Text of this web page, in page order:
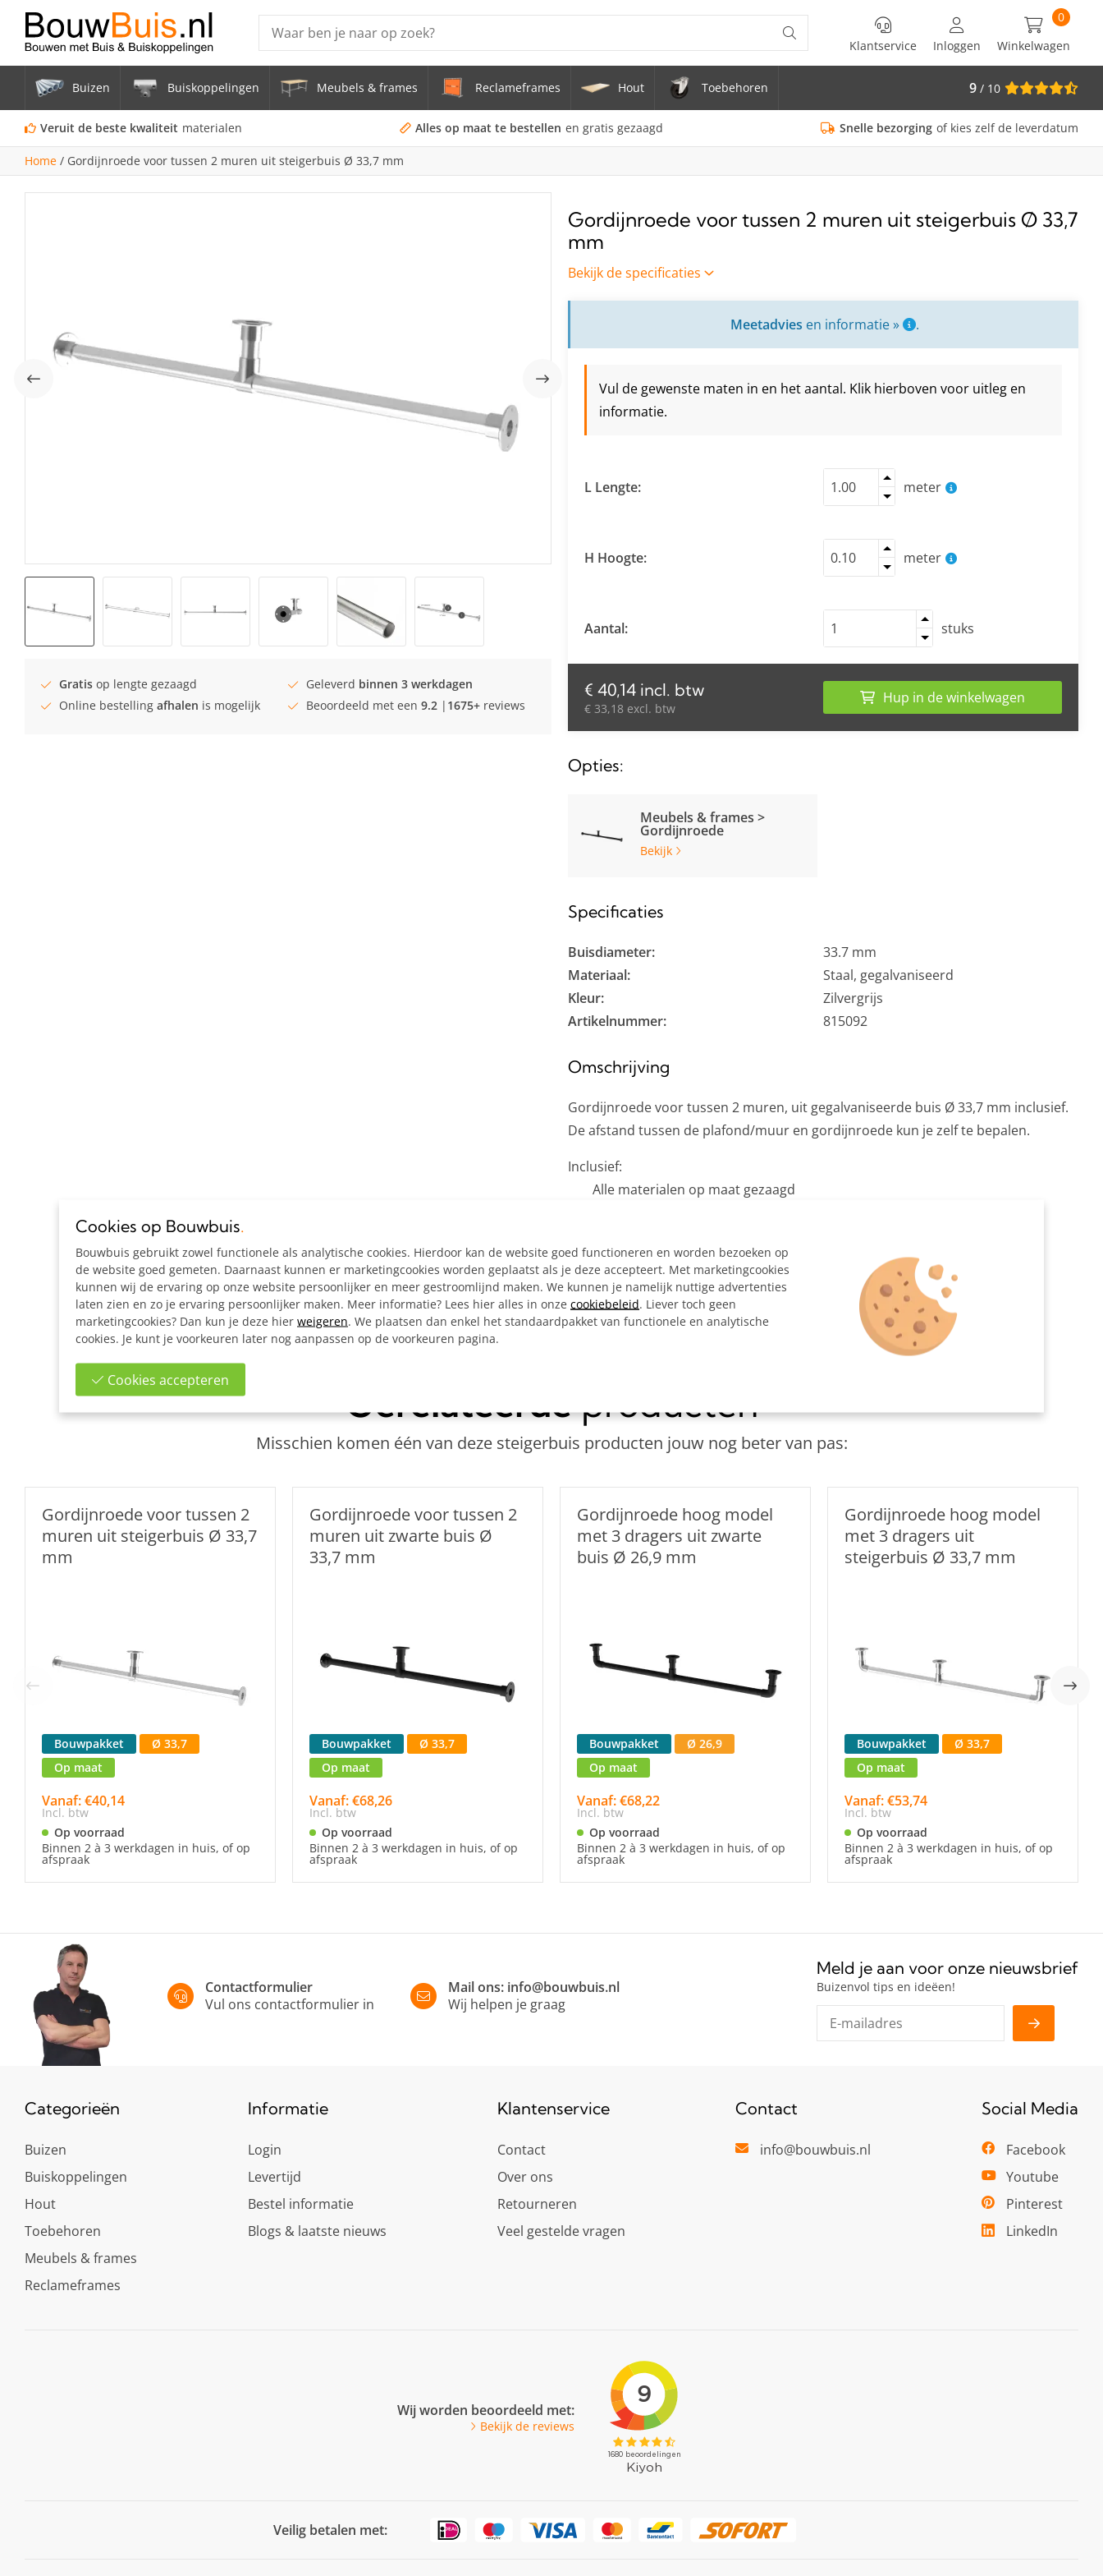
Producten
Steigerbuis onderstel tafel uit buis Ø 33,7 mm zwenkwielen Ø 75 mm
Vrijstaand Spandoekframe (zonder spandoek) uit gegalvaniseerde stalen buis Ø 33.7
mm
Zwarte steigerbuis staal Ø 21,3 mm
Klantservice Inloggen Winkelwagen
0
Buizen Buiskoppelingen Meubels & frames Reclameframes Hout Toebehoren 9 / 10
Veruit de beste kwaliteit materialen Alles op maat te bestellen en gratis gezaagd Snelle bezorging of kies zelf de leverdatum
Home / Gordijnroede voor tussen 2 muren uit steigerbuis Ø 33,7 mm
Gratis op lengte gezaagd Geleverd binnen 3 werkdagen
Online bestelling afhalen is mogelijk Beoordeeld met een 9.2 | 1675+ reviews
Gordijnroede voor tussen 2 muren uit steigerbuis Ø 33,7
mm
Bekijk de specificaties
Meetadvies en informatie » .
Vul de gewenste maten in en het aantal. Klik hierboven voor uitleg en
informatie.
L Lengte: meter
H Hoogte: meter
Aantal: stuks
€ 40,14 incl. btw
€ 33,18 excl. btw
Hup in de winkelwagen
Opties:
Meubels & frames >
Gordijnroede
Bekijk
Specificaties
Buisdiameter:
33.7 mm
Materiaal:
Staal, gegalvaniseerd
Kleur:
Zilvergrijs
Artikelnummer:
815092
Omschrijving
Gordijnroede voor tussen 2 muren, uit gegalvaniseerde buis Ø 33,7 mm inclusief.
De afstand tussen de plafond/muur en gordijnroede kun je zelf te bepalen.
Inclusief:
Alle materialen op maat gezaagd
1x Inbussleutel voor buiskoppeling Ø 26,9 - Ø 33,7 mm
Bouwtekening
Gerelateerdeproducten
Misschien komen één van deze steigerbuis producten jouw nog beter van pas:
Gordijnroede voor tussen 2
muren uit steigerbuis Ø 33,7
mm
Bouwpakket
Ø 33,7
Op maat
Vanaf: €40,14
Incl. btw
Op voorraad
Binnen 2 à 3 werkdagen in huis, of op
afspraak
Gordijnroede voor tussen 2
muren uit zwarte buis Ø
33,7 mm
Bouwpakket
Ø 33,7
Op maat
Vanaf: €68,26
Incl. btw
Op voorraad
Binnen 2 à 3 werkdagen in huis, of op
afspraak
Gordijnroede hoog model
met 3 dragers uit zwarte
buis Ø 26,9 mm
Bouwpakket
Ø 26,9
Op maat
Vanaf: €68,22
Incl. btw
Op voorraad
Binnen 2 à 3 werkdagen in huis, of op
afspraak
Gordijnroede hoog model
met 3 dragers uit
steigerbuis Ø 33,7 mm
Bouwpakket
Ø 33,7
Op maat
Vanaf: €53,74
Incl. btw
Op voorraad
Binnen 2 à 3 werkdagen in huis, of op
afspraak
Contactformulier
Vul ons contactformulier in
Mail ons: info@bouwbuis.nl
Wij helpen je graag
Meld je aan voor onze nieuwsbrief
Buizenvol tips en ideëen!
Categorieën
Buizen
Buiskoppelingen
Hout
Toebehoren
Meubels & frames
Reclameframes
Informatie
Login
Levertijd
Bestel informatie
Blogs & laatste nieuws
Klantenservice
Contact
Over ons
Retourneren
Veel gestelde vragen
Contact
info@bouwbuis.nl
Social Media
Facebook
Youtube
Pinterest
LinkedIn
Wij worden beoordeeld met:
Bekijk de reviews
Veilig betalen met:
Cookies op Bouwbuis.
Bouwbuis gebruikt zowel functionele als analytische cookies. Hierdoor kan de website goed functioneren en worden bezoeken op
de website goed gemeten. Daarnaast kunnen er marketingcookies worden geplaatst als je deze accepteert. Met marketingcookies
kunnen wij de ervaring op onze website persoonlijker en meer gestroomlijnd maken. We kunnen je namelijk nuttige advertenties
laten zien en zo je ervaring persoonlijker maken. Meer informatie? Lees hier alles in onze cookiebeleid. Liever toch geen
marketingcookies? Dan kun je deze hier weigeren. We plaatsen dan enkel het standaardpakket van functionele en analytische
cookies. Je kunt je voorkeuren later nog aanpassen op de voorkeuren pagina.
Cookies accepteren